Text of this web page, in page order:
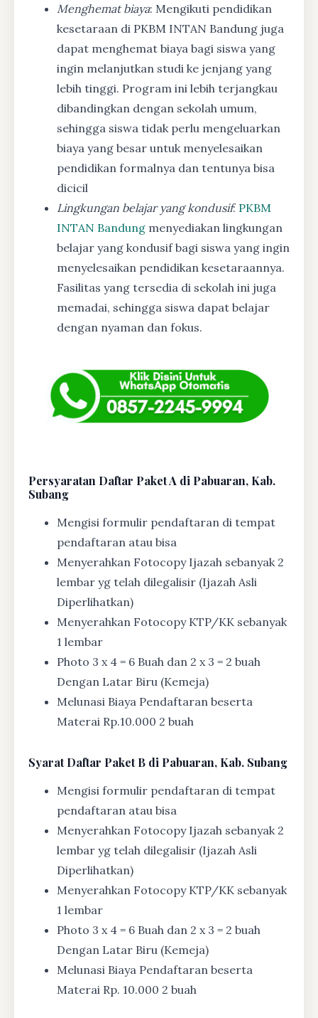
Menghemat biaya: Mengikuti pendidikan
kesetaraan di PKBM INTAN Bandung juga
dapat menghemat biaya bagi siswa yang
ingin melanjutkan studi ke jenjang yang
lebih tinggi. Program ini lebih terjangkau
dibandingkan dengan sekolah umum,
sehingga siswa tidak perlu mengeluarkan
biaya yang besar untuk menyelesaikan
pendidikan formalnya dan tentunya bisa
dicicil
Lingkungan belajar yang kondusif: PKBM
INTAN Bandung menyediakan lingkungan
belajar yang kondusif bagi siswa yang ingin
menyelesaikan pendidikan kesetaraannya.
Fasilitas yang tersedia di sekolah ini juga
memadai, sehingga siswa dapat belajar
dengan nyaman dan fokus.
Persyaratan Daftar Paket A di Pabuaran, Kab.
Subang
Mengisi formulir pendaftaran di tempat
pendaftaran atau bisa
Menyerahkan Fotocopy Ijazah sebanyak 2
lembar yg telah dilegalisir (Ijazah Asli
Diperlihatkan)
Menyerahkan Fotocopy KTP/KK sebanyak
1 lembar
Photo 3 x 4 = 6 Buah dan 2 x 3 = 2 buah
Dengan Latar Biru (Kemeja)
Melunasi Biaya Pendaftaran beserta
Materai Rp.10.000 2 buah
SyaratDaftar Paket B di Pabuaran, Kab. Subang
Mengisi formulir pendaftaran di tempat
pendaftaran atau bisa
Menyerahkan Fotocopy Ijazah sebanyak 2
lembar yg telah dilegalisir (Ijazah Asli
Diperlihatkan)
Menyerahkan Fotocopy KTP/KK sebanyak
1 lembar
Photo 3 x 4 = 6 Buah dan 2 x 3 = 2 buah
Dengan Latar Biru (Kemeja)
Melunasi Biaya Pendaftaran beserta
Materai Rp. 10.000 2 buah